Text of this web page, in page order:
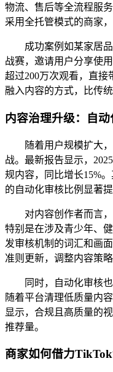
物流、售后等全流程服
采用全托管模式的商家
成功案例如某家居
战赛，邀请用户分享使
超过200万次观看，直接
融入内容的方式，比传
内容治理升级：自
随着用户规模扩大
战。最新报告显示，
规内容，同比增长15%
的自动化审核比例显著提
对内容创作者而言
特别是在涉及青少年、
发审核机制的词汇和画
准则更新，调整内容策略
同时，自动化审核
随着平台清理低质量内
显示，合规且高质量的
推荐量。
商家如何借力